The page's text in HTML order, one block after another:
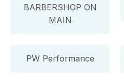
BARBERSHOP ON
MAIN
PW Performance